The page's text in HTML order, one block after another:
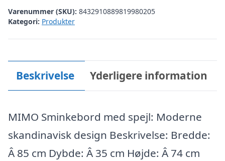
Varenummer (SKU): 8432910889819980205
Kategori: Produkter
Beskrivelse Yderligere information
MIMO Sminkebord med spejl: Moderne
skandinavisk design Beskrivelse: Bredde:
Â 85 cm Dybde: Â 35 cm Højde: Â 74 cm